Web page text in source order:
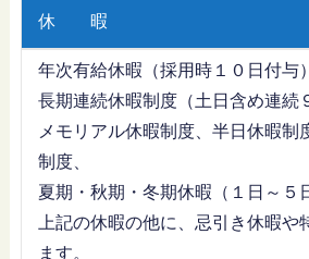
休 暇
年次有給休暇（採用時１０日付与
長期連続休暇制度（土日含め連続
メモリアル休暇制度、半日休暇制
制度、
夏期・秋期・冬期休暇（１日～５
上記の休暇の他に、忌引き休暇や
ます。